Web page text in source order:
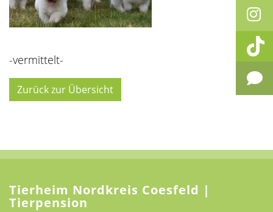
-vermittelt-
Zurück zur Übersicht
Tierheim Nordkreis Coesfeld |
Tierpension